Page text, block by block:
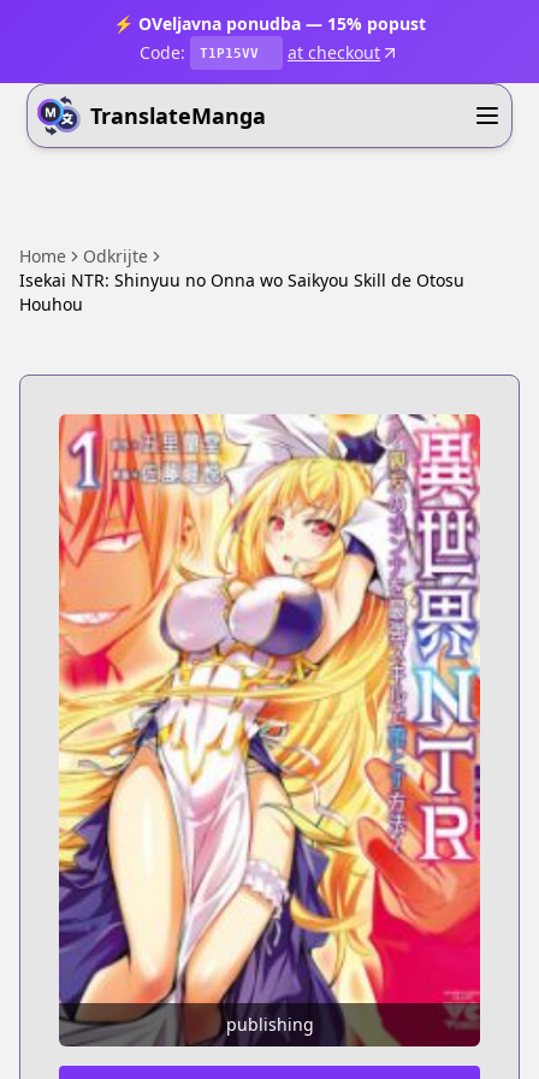
⚡ OVeljavna ponudba — 15% popust
Code:
T1P15VV at checkout
TranslateManga
Home
Odkrijte
Isekai NTR: Shinyuu no Onna wo Saikyou Skill de Otosu
Houhou
publishing